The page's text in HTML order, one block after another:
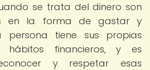
se trata del dinero son
en la forma de gastar y
persona tiene sus propias
hábitos financieros, y es
y respetar esas